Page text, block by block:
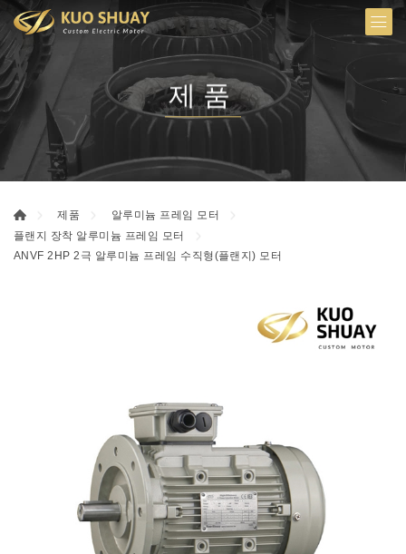
제품
제품
알루미늄 프레임 모터
플랜지 장착 알루미늄 프레임 모터
ANVF 2HP 2극 알루미늄 프레임 수직형(플랜지) 모터